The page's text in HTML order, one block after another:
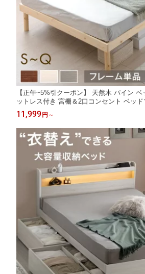
【正午~5%引クーポン】 天然木 パイン
ットレス付き 宮棚＆2口コンセント ベッド
グル セミダブル ダブル マットレス付 ベッ
ッド セミダブルベッド ダブルベッド マッ
ト
11,999 円 ～